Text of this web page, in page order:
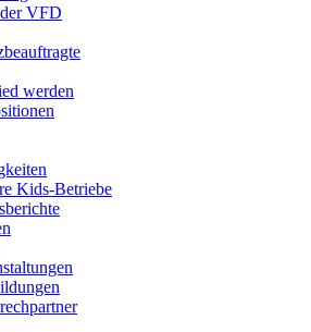
VFD
werden
Kids-Betriebe